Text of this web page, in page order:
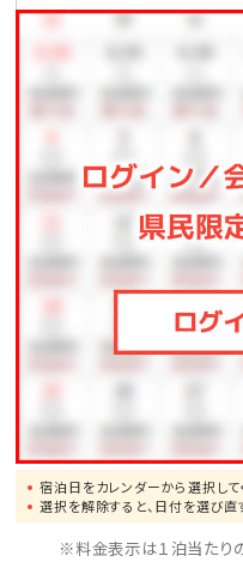
●一度は行ってみたい!
●モンドセレクション
店」まで、車で約2分
●崖の下に広がるエメ
車で約10分
●ブセナリゾートの海中
●歴代琉球王の居城・首
宿泊日をカレンダーから選択して
選択を解除すると、日付を選び直
※料金表示は１泊当たりの